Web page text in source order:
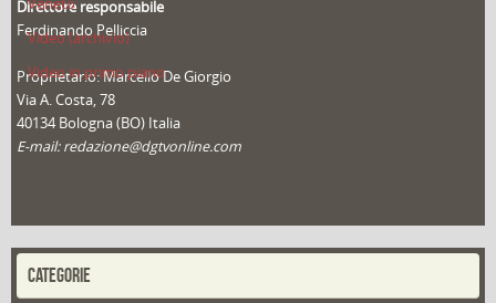
Video (archivio)
Video in primo piano
Direttore responsabile
Ferdinando Pelliccia
Proprietario: Marcello De Giorgio
Via A. Costa, 78
40134 Bologna (BO) Italia
E-mail: redazione@dgtvonline.com
CATEGORIE